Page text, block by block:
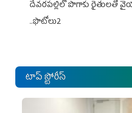
దేవరపల్లిలో పొగాకు రైతులతో
..ఫొటోలు2
టాప్ స్టోరీస్